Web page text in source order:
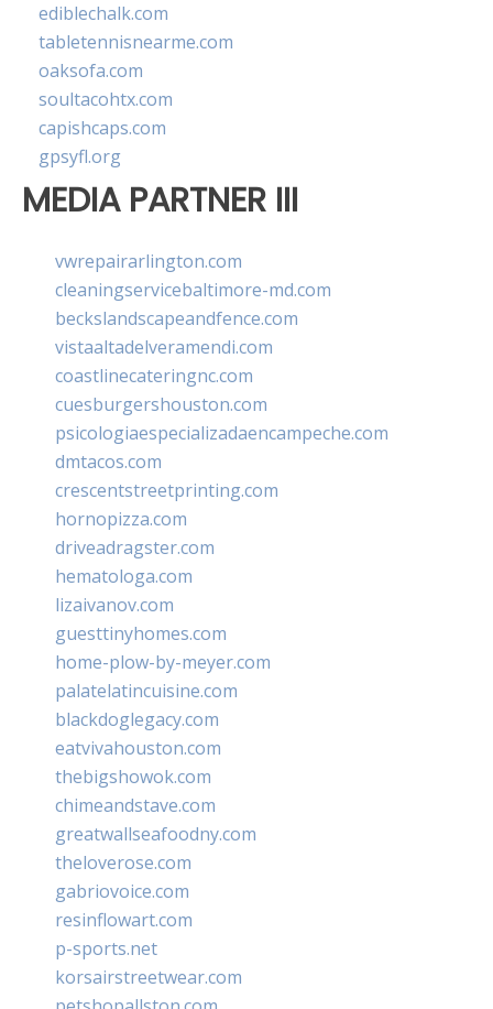
ediblechalk.com
tabletennisnearme.com
oaksofa.com
soultacohtx.com
capishcaps.com
gpsyfl.org
MEDIA PARTNER III
vwrepairarlington.com
cleaningservicebaltimore-md.com
beckslandscapeandfence.com
vistaaltadelveramendi.com
coastlinecateringnc.com
cuesburgershouston.com
psicologiaespecializadaencampeche.com
dmtacos.com
crescentstreetprinting.com
hornopizza.com
driveadragster.com
hematologa.com
lizaivanov.com
guesttinyhomes.com
home-plow-by-meyer.com
palatelatincuisine.com
blackdoglegacy.com
eatvivahouston.com
thebigshowok.com
chimeandstave.com
greatwallseafoodny.com
theloverose.com
gabriovoice.com
resinflowart.com
p-sports.net
korsairstreetwear.com